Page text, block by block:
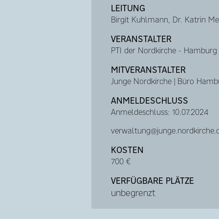
LEITUNG
Birgit Kuhlmann, Dr. Katrin
VERANSTALTER
PTI der Nordkirche - Hamburg
MITVERANSTALTER
Junge Nordkirche | Büro
ANMELDESCHLUSS
Anmeldeschluss: 10.07.2024
KOSTEN
700 €
VERFÜGBARE PLÄTZE
unbegrenzt